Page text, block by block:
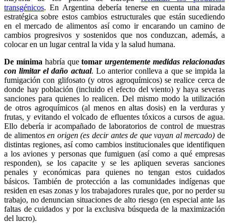
transgénicos. En Argentina debería tenerse en cuenta una mirada
estratégica sobre estos cambios estructurales que están sucediendo
en el mercado de alimentos así como ir encarando un camino de
cambios progresivos y sostenidos que nos conduzcan, además, a
colocar en un lugar central la vida y la salud humana.
De mínima habría quetomarurgentemente medidas relacionadas
con limitar el daño actual. Lo anterior conlleva a que se impida la
fumigación con glifosato (y otros agroquímicos) se realice cerca de
donde hay población (incluido el efecto del viento) y haya severas
sanciones para quienes lo realicen. Del mismo modo la utilización
de otros agroquímicos (al menos en altas dosis) en la verduras y
frutas, y evitando el volcado de efluentes tóxicos a cursos de agua.
Ello debería ir acompañado de laboratorios de control de muestras
de alimentosen origen (es decir antes de que vayan al mercado) de
distintas regiones, así como cambios institucionales que identifiquen
a los aviones y personas que fumiguen (así como a qué empresas
responden), se los capacite y se les apliquen severas sanciones
penales y económicas para quienes no tengan estos cuidados
básicos. También de protección a las comunidades indígenas que
residen en esas zonas y los trabajadores rurales que, por no perder su
trabajo, no denuncian situaciones de alto riesgo (en especial ante las
faltas de cuidados y por la exclusiva búsqueda de la maximización
del lucro).